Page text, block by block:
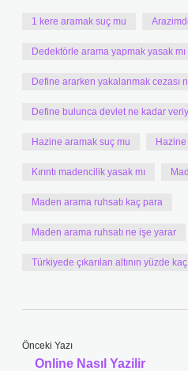
1 kere aramak suç mu
Dedektörle arama yapmak yasak mı
Define ararken yakalanmak cezası
Define bulunca devlet ne kadar
Hazine aramak suç mu
Kırıntı madencilik yasak mı
Maden arama ruhsatı kaç para
Maden arama ruhsatı ne işe yarar
Türkiyede çıkarılan altının yüzde
Önceki Yazı
Online Nasıl Yazilir